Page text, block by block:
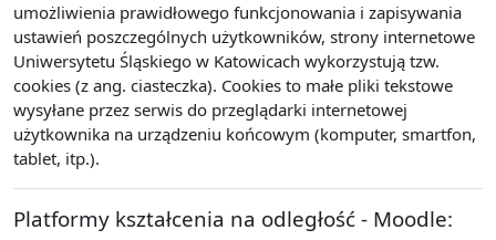
umożliwienia prawidłowego funkcjonowania i zapisywania
ustawień poszczególnych użytkowników, strony internetowe
Uniwersytetu Śląskiego w Katowicach wykorzystują tzw.
cookies (z ang. ciasteczka). Cookies to małe pliki tekstowe
wysyłane przez serwis do przeglądarki internetowej
użytkownika na urządzeniu końcowym (komputer, smartfon,
tablet, itp.).
Platformy kształcenia na odległość - Moodle: